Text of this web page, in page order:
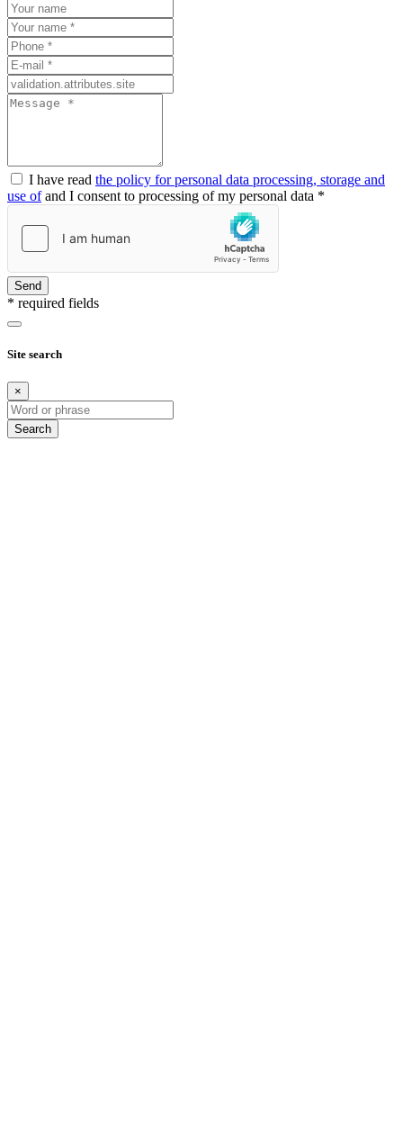
I have read the policy for personal data processing, storage and
use ofand I consent to processing of my personal data *
Send
* required fields
Site search
×
Search